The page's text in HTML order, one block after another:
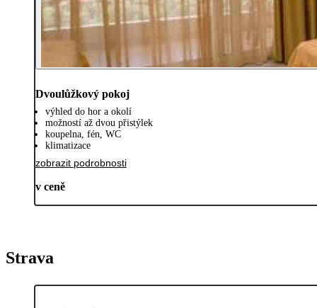
Dvoulůžkový pokoj
výhled do hor a okolí
možností až dvou přistýlek
koupelna, fén, WC
klimatizace
zobrazit podrobnosti
v ceně
Strava